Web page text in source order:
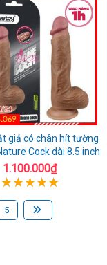
giả có chân hít tường
Cock dài 8.5 inch
1.100.000₫
5